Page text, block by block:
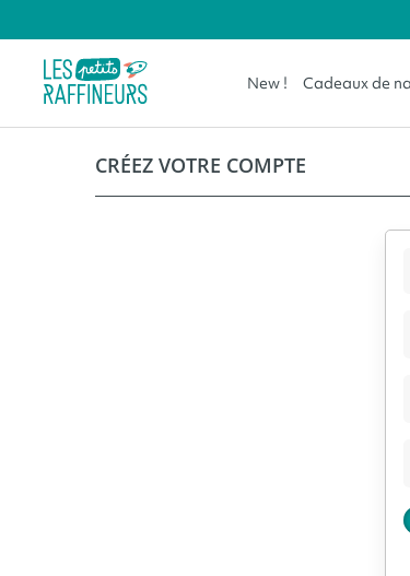
New ! Cadeaux de
Les 1 à 3 ans
Les 3 à 6 ans
CRÉEZ VOTRE COMPTE